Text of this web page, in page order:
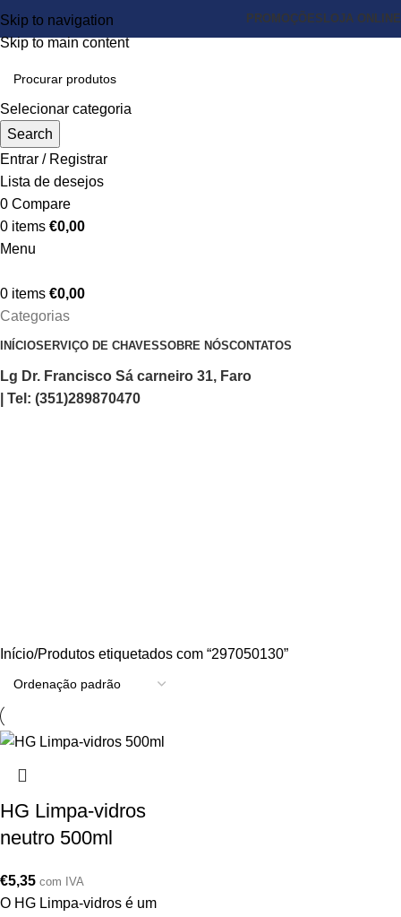
Skip to navigation
Skip to main content
PROMOÇÕES LOJA ONLINE
Selecionar categoria
Search
Entrar / Registrar
Lista de desejos
0 Compare
0 items €0,00
Menu
0 items €0,00
Categorias
INÍCIOSERVIÇO DE CHAVESSOBRE NÓSCONTATOS
Lg Dr. Francisco Sá carneiro 31, Faro
| Tel: (351)289870470
Início Produtos etiquetados com “297050130”
HG Limpa-vidros
neutro 500ml
€5,35 com IVA
O HG Limpa-vidros é um